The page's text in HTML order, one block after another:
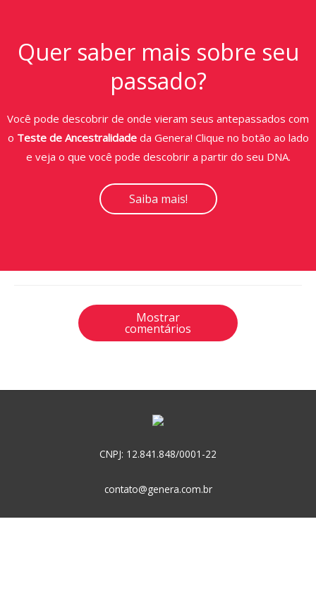
Quer saber mais sobre seu
passado?
Você pode descobrir de onde vieram seus antepassados com
o Teste de Ancestralidadeda Genera! Clique no botão ao lado
e veja o que você pode descobrir a partir do seu DNA.
Saiba mais!
Mostrar
comentários
CNPJ: 12.841.848/0001-22
contato@genera.com.br